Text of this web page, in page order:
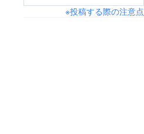
※投稿する際の注意点